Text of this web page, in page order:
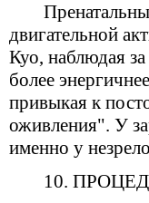
двигательной
Куо, наблюдая
более
привыкая к
оживления". У
именно у
10.